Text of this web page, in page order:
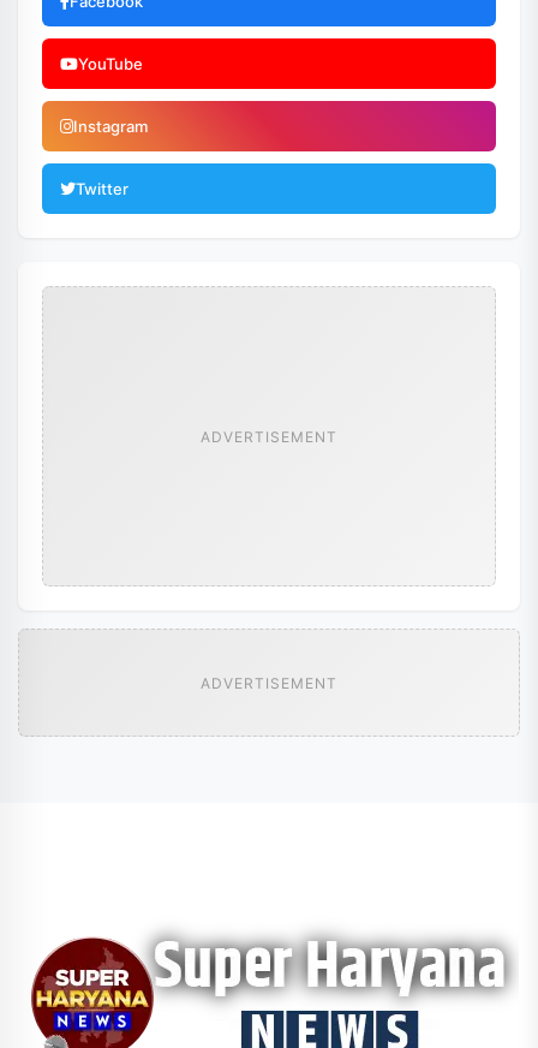
YouTube
Instagram
Twitter
ADVERTISEMENT
ADVERTISEMENT